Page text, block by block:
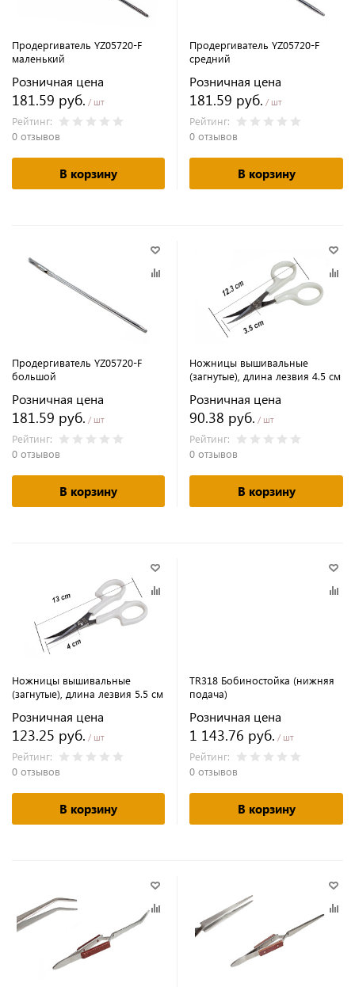
Продергиватель YZ05720-F
маленький
Розничная цена
181.59 руб. / шт
Рейтинг:
0 отзывов
В корзину
Продергиватель YZ05720-F
средний
Розничная цена
181.59 руб. / шт
Рейтинг:
0 отзывов
В корзину
Продергиватель YZ05720-F
большой
Розничная цена
181.59 руб. / шт
Рейтинг:
0 отзывов
В корзину
Ножницы вышивальные
(загнутые), длина лезвия 4.5 см
Розничная цена
90.38 руб. / шт
Рейтинг:
0 отзывов
В корзину
Ножницы вышивальные
(загнутые), длина лезвия 5.5 см
Розничная цена
123.25 руб. / шт
Рейтинг:
0 отзывов
В корзину
TR318 Бобиностойка (нижняя
подача)
Розничная цена
1 143.76 руб. / шт
Рейтинг:
0 отзывов
В корзину